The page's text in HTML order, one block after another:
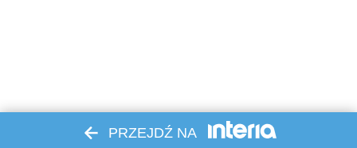
PRZEJDŹ NA